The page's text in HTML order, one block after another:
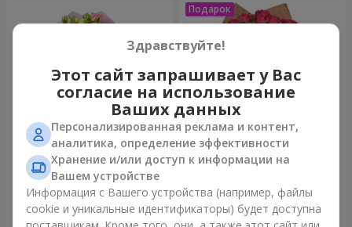
Микс "Планета роз" из 51
кустовой розы
7 058 грн
Букет "Очарование" с
2 624 грн
Здравствуйте!
Этот сайт запрашивает у Вас
согласие на использование
Ваших данных
Персонализированная реклама и контент,
аналитика, определение эффективности
Хранение и/или доступ к информации на
Вашем устройстве
Информация с Вашего устройства (например, файлы
cookie и уникальные идентификаторы) будет доступна